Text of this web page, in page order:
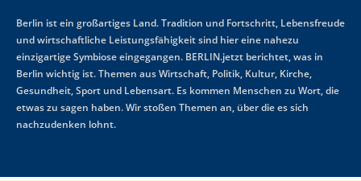
Berlin ist ein großartiges Land. Tradition und Fortschritt, Lebensfreude
und wirtschaftliche Leistungsfähigkeit sind hier eine nahezu
einzigartige Symbiose eingegangen. BERLIN.jetzt berichtet, was in
Berlin wichtig ist. Themen aus Wirtschaft, Politik, Kultur, Kirche,
Gesundheit, Sport und Lebensart. Es kommen Menschen zu Wort, die
etwas zu sagen haben. Wir stoßen Themen an, über die es sich
nachzudenken lohnt.